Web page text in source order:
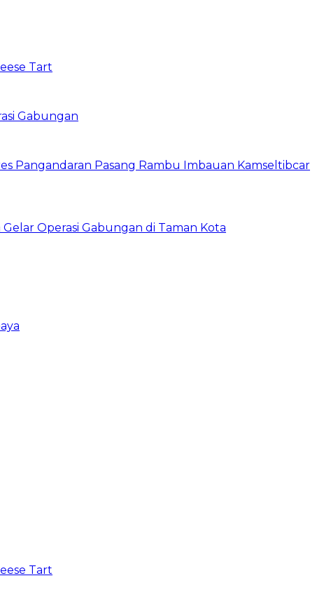
Tart
Gabungan
Pangandaran Pasang Rambu Imbauan Kamseltibcar
Operasi Gabungan di Taman Kota
Tart